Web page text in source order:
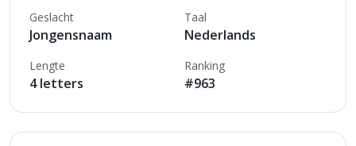
Geslacht
Jongensnaam
Taal
Nederlands
Lengte
4 letters
Ranking
#963